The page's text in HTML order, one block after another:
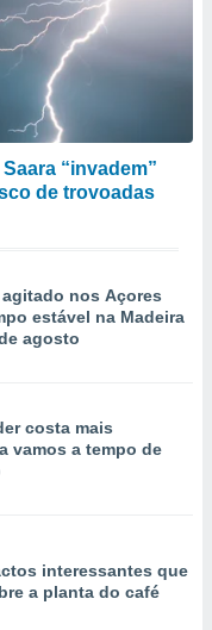
“invadem”
de trovoadas
nos Açores
estável na Madeira
agosto
costa mais
vamos a tempo de
interessantes que
a planta do café